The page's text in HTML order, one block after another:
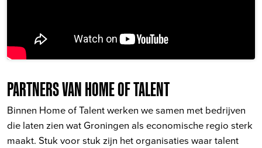
PARTNERS VAN HOME OF TALENT
Binnen Home of Talent werken we samen met bedrijven
die laten zien wat Groningen als economische regio sterk
maakt. Stuk voor stuk zijn het organisaties waar talent